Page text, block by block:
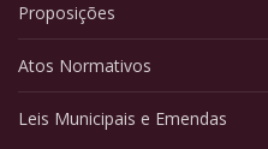
Proposições
Atos Normativos
Leis Municipais e Emendas